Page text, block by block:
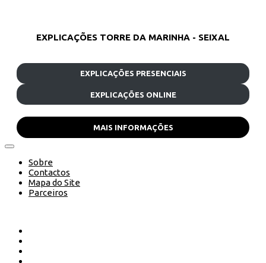
EXPLICAÇÕES TORRE DA MARINHA - SEIXAL
EXPLICAÇÕES PRESENCIAIS
EXPLICAÇÕES ONLINE
MAIS INFORMAÇÕES
Sobre
Contactos
Mapa do Site
Parceiros